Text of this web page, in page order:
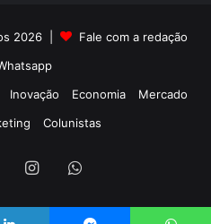
2026 |
Fale com a redação
Inovação Economia
Mercado
Colunistas
InstagramWhatsApp